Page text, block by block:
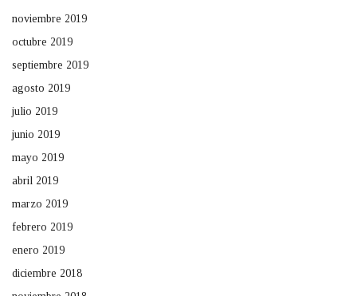
noviembre 2019
octubre 2019
septiembre 2019
agosto 2019
julio 2019
junio 2019
mayo 2019
abril 2019
marzo 2019
febrero 2019
enero 2019
diciembre 2018